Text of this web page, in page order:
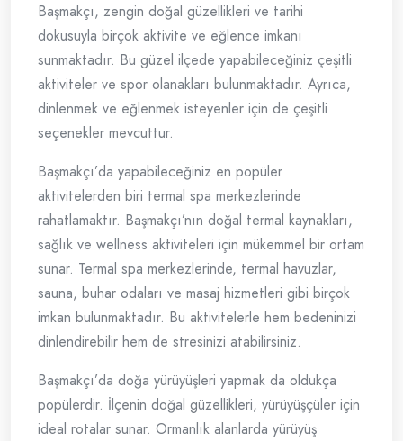
Başmakçı, zengin doğal güzellikleri ve tarihi
dokusuyla birçok aktivite ve eğlence imkanı
sunmaktadır. Bu güzel ilçede yapabileceğiniz çeşitli
aktiviteler ve spor olanakları bulunmaktadır. Ayrıca,
dinlenmek ve eğlenmek isteyenler için de çeşitli
seçenekler mevcuttur.
Başmakçı’da yapabileceğiniz en popüler
aktivitelerden biri termal spa merkezlerinde
rahatlamaktır. Başmakçı’nın doğal termal kaynakları,
sağlık ve wellness aktiviteleri için mükemmel bir ortam
sunar. Termal spa merkezlerinde, termal havuzlar,
sauna, buhar odaları ve masaj hizmetleri gibi birçok
imkan bulunmaktadır. Bu aktivitelerle hem bedeninizi
dinlendirebilir hem de stresinizi atabilirsiniz.
Başmakçı’da doğa yürüyüşleri yapmak da oldukça
popülerdir. İlçenin doğal güzellikleri, yürüyüşçüler için
ideal rotalar sunar. Ormanlık alanlarda yürüyüş